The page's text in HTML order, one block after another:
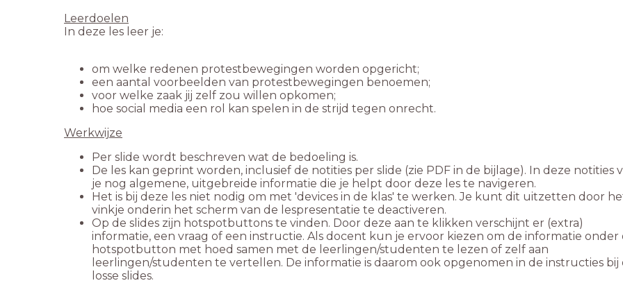
Leerdoelen
om welke redenen protestbewegingen worden opgericht;
een aantal voorbeelden van protestbewegingen benoemen;
voor welke zaak jij zelf zou willen opkomen;
hoe social media een rol kan spelen in de strijd tegen onrecht.
Per slide wordt beschreven wat de bedoeling is.
De les kan geprint worden, inclusief de notities per slide (zie PDF in de bijlage). In deze notities
je nog algemene, uitgebreide informatie die je helpt door deze les te navigeren.
Het is bij deze les niet nodig om met 'devices in de klas' te werken. Je kunt dit uitzetten door
vinkje onderin het scherm van de lespresentatie te deactiveren.
Op de slides zijn hotspotbuttons te vinden. Door deze aan te klikken verschijnt er (extra)
informatie, een vraag of een instructie. Als docent kun je ervoor kiezen om de informatie onder
hotspotbutton met hoed samen met de leerlingen/studenten te lezen of zelf aan
leerlingen/studenten te vertellen. De informatie is daarom ook opgenomen in de instructies bij
losse slides.